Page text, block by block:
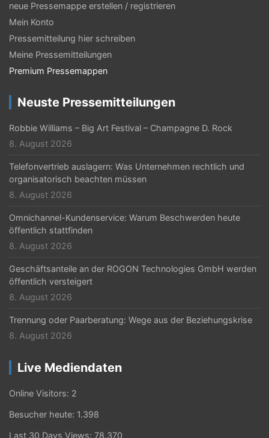
neue Pressemappe erstellen / registrieren
Mein Konto
Pressemitteilung hier schreiben
Meine Pressemitteilungen
Premium Pressemappen
Neuste Pressemitteilungen
Robbie Williams – Big Art Festival – Champagne D. Rock
8. August 2026
Telefonvertrieb auslagern: Was Unternehmen rechtlich und
organisatorisch beachten müssen
8. August 2026
Omnichannel-Kundenservice: Warum Beschwerden heute
öffentlich stattfinden
8. August 2026
Geschäftsanteile an der ROGON Technologies GmbH werden
öffentlich versteigert
8. August 2026
Trennung oder Paarberatung: Wege aus der Beziehungskrise
8. August 2026
Live Mediendaten
Online Visitors: 2
Besucher heute: 1.398
Last 30 Days Views: 78.370